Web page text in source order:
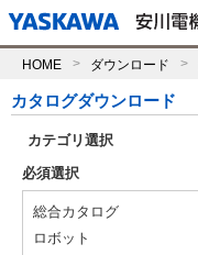
HOME ダウンロード
カタログダウンロード
カテゴリ選択
必須選択
総合カタログ
ロボット